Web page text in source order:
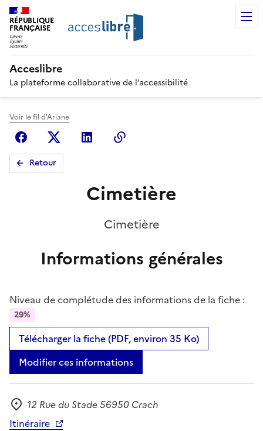
RÉPUBLIQUE
FRANÇAISE
Acceslibre
La plateforme collaborative de l’accessibilité
Voir le fil d'Ariane
FacebookX (anciennement Twitter)
Linkedin
Retour
Cimetière
Cimetière
Informations générales
Niveau de complétude des informations de la fiche :
29%
Télécharger la fiche (PDF, environ 35 Ko)
Modifier ces informations
Adresse
12 Rue du Stade 56950 Crach
Itinéraire